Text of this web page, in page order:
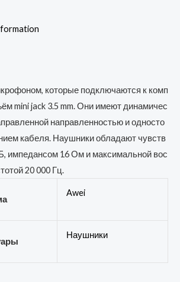
которые подключаются к комп
minijack 3.5 mm.Они имеют динамичес
направленностью иодносто
кабеля. Наушникиобладают чувств
импедансом 16Ом и максимальной вос
20000 Гц.
Awei
Наушники